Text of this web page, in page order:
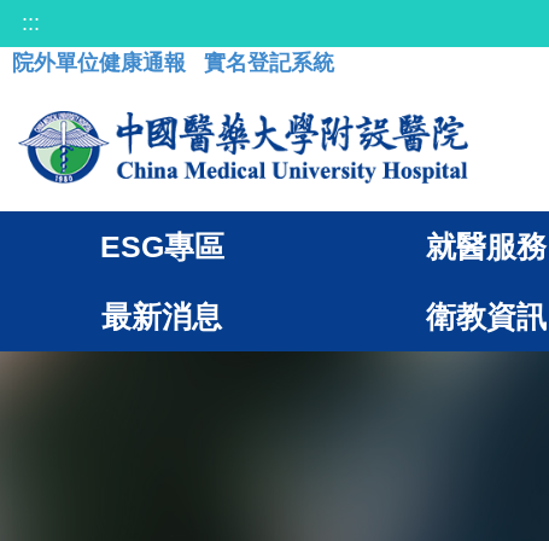
:::
院外單位健康通報
實名登記系統
ESG專區 就醫服務
最新消息 衛教資訊